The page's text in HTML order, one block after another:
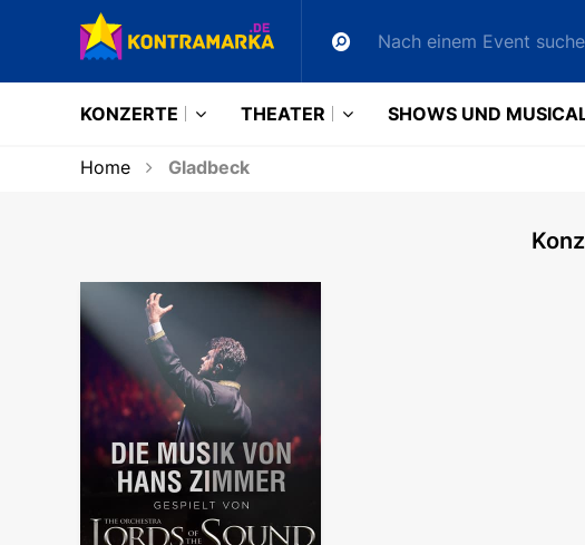
KONZERTE THEATER SHOWS UND
Home Gladbeck